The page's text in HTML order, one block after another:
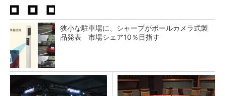
狭小な駐車場に、シャープがポールカメラ式製
品発表 市場シェア10％目指す